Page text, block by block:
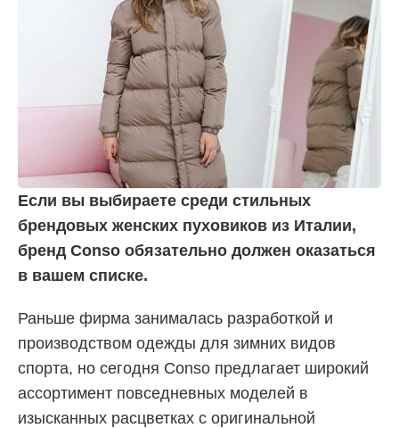
Если вы выбираете среди стильных
брендовых женских пуховиков из Италии,
бренд Conso обязательно должен оказаться
в вашем списке.
Раньше фирма занималась разработкой и
производством одежды для зимних видов
спорта, но сегодня Conso предлагает широкий
ассортимент повседневных моделей в
изысканных расцветках с оригинальной